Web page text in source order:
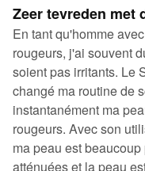
Zeer tevreden met
En tant qu'homme
rougeurs, j'ai souvent
soient pas irritants. Le
changé ma routine de
instantanément ma
rougeurs. Avec son
ma peau est
atténuées et la peau